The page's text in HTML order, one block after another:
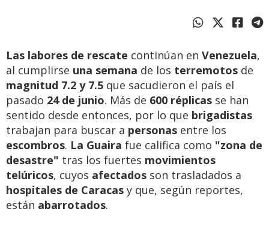
Las labores de rescate continúan en Venezuela,
al cumplirse una semana de los terremotos de
magnitud 7.2 y 7.5 que sacudieron el país el
pasado 24 de junio. Más de 600 réplicas se han
sentido desde entonces, por lo que brigadistas
trabajan para buscar a personas entre los
escombros. La Guaira fue califica como "zona de
desastre" tras los fuertes movimientos
telúricos, cuyos afectados son trasladados a
hospitales de Caracas y que, según reportes,
están abarrotados.